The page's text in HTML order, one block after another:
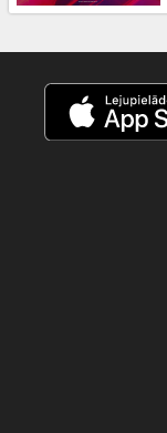
Клуб